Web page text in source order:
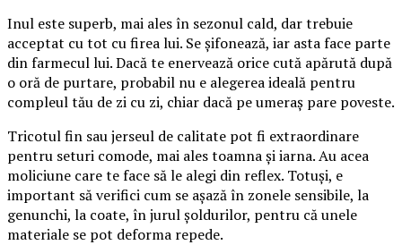
Inul este superb, mai ales în sezonul cald, dar trebuie
acceptat cu tot cu firea lui. Se șifonează, iar asta face parte
din farmecul lui. Dacă te enervează orice cută apărută după
o oră de purtare, probabil nu e alegerea ideală pentru
compleul tău de zi cu zi, chiar dacă pe umeraș pare poveste.
Tricotul fin sau jerseul de calitate pot fi extraordinare
pentru seturi comode, mai ales toamna și iarna. Au acea
moliciune care te face să le alegi din reflex. Totuși, e
important să verifici cum se așază în zonele sensibile, la
genunchi, la coate, în jurul șoldurilor, pentru că unele
materiale se pot deforma repede.